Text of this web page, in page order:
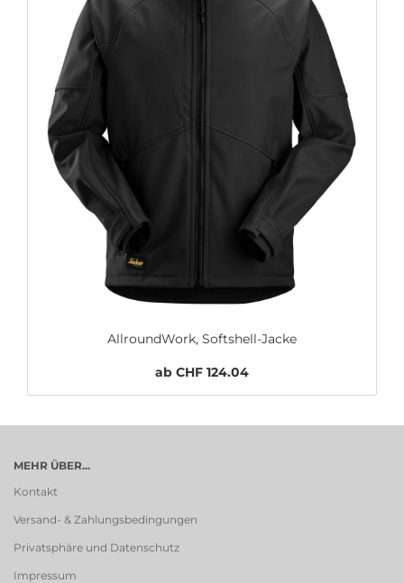
AllroundWork, Softshell-Jacke
ab CHF 124.04
MEHR ÜBER...
Kontakt
Versand- & Zahlungsbedingungen
Privatsphäre und Datenschutz
Impressum